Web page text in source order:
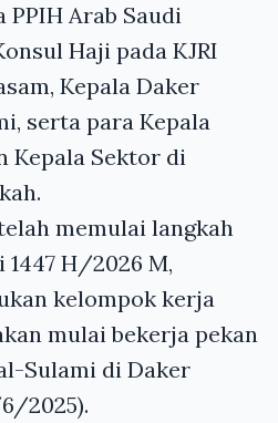
Arab Saudi
Haji pada KJRI
Kepala Daker
serta para Kepala
Kepala Sektor di
memulai langkah
H/2026 M,
kelompok kerja
mulai bekerja pekan
Sulami di Daker
2025).